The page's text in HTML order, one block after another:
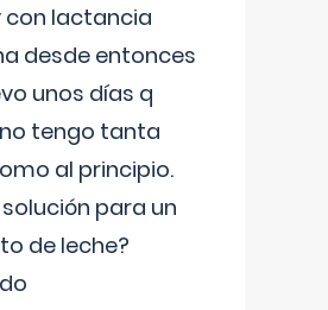
con lactancia
desde entonces
unos días q
tengo tanta
al principio.
para un
de leche?